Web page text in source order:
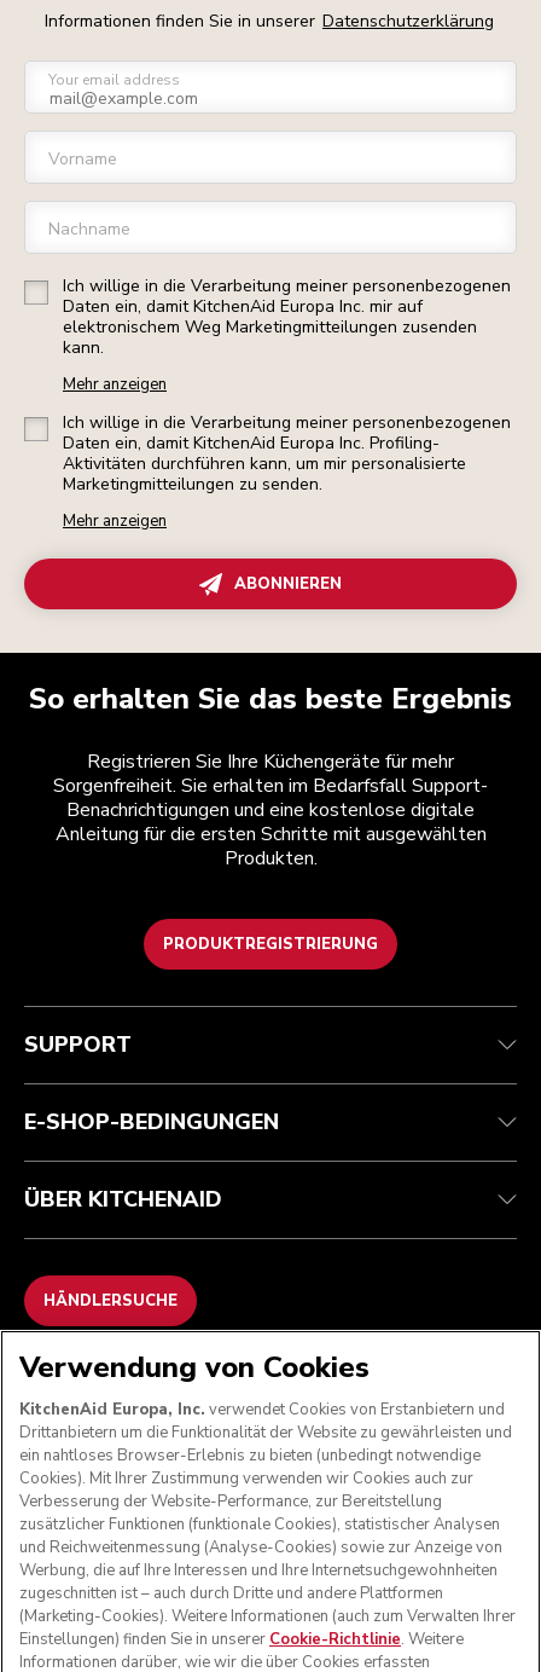
Informationen finden Sie in unserer Datenschutzerklärung
Your email address
Vorname
Nachname
Ich willige in die Verarbeitung meiner personenbezogenen
Daten ein, damit KitchenAid Europa Inc. mir auf
elektronischem Weg Marketingmitteilungen zusenden
kann.
Mehr anzeigen
Ich willige in die Verarbeitung meiner personenbezogenen
Daten ein, damit KitchenAid Europa Inc. Profiling-
Aktivitäten durchführen kann, um mir personalisierte
Marketingmitteilungen zu senden.
Mehr anzeigen
ABONNIEREN
So erhalten Sie das beste Ergebnis
Registrieren Sie Ihre Küchengeräte für mehr
Sorgenfreiheit. Sie erhalten im Bedarfsfall Support-
Benachrichtigungen und eine kostenlose digitale
Anleitung für die ersten Schritte mit ausgewählten
Produkten.
PRODUKTREGISTRIERUNG
Health Check
Verfolgen Sie Ihre Bestellung
Garantie und Dokumente
Häufig gestellte fragen
Teilnahmebedingungen
Rückgaben und Erstattungen
Impressum
ODR
Die Marke
Händlersuche
SUPPORT
E-SHOP-BEDINGUNGEN
ÜBER KITCHENAID
HÄNDLERSUCHE
WIR AKZEPTIEREN
FOLGEN SIE UNS
Verwendung von Cookies
KitchenAid Europa, Inc. verwendet Cookies von Erstanbietern und
Drittanbietern um die Funktionalität der Website zu gewährleisten und
ein nahtloses Browser-Erlebnis zu bieten (unbedingt notwendige
Cookies). Mit Ihrer Zustimmung verwenden wir Cookies auch zur
Verbesserung der Website-Performance, zur Bereitstellung
zusätzlicher Funktionen (funktionale Cookies), statistischer Analysen
und Reichweitenmessung (Analyse-Cookies) sowie zur Anzeige von
Werbung, die auf Ihre Interessen und Ihre Internetsuchgewohnheiten
zugeschnitten ist – auch durch Dritte und andere Plattformen
(Marketing-Cookies). Weitere Informationen (auch zum Verwalten Ihrer
Einstellungen) finden Sie in unserer Cookie-Richtlinie. Weitere
Informationen darüber, wie wir die über Cookies erfassten